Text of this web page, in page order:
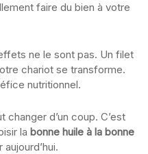
faire du bien à votre
ne le sont pas. Un filet
chariot se transforme.
nutritionnel.
changer d’un coup. C’est
la bonne huile à la bonne